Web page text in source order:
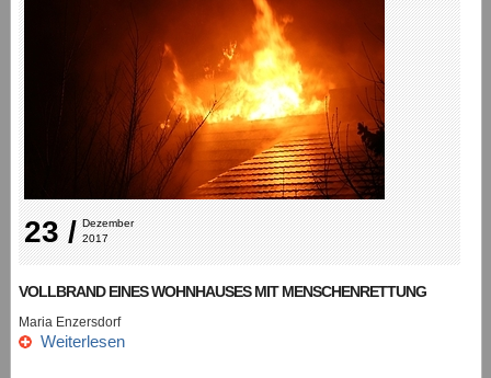
23 / Dezember
2017
VOLLBRAND EINES WOHNHAUSES MIT MENSCHENRETTUNG
Maria Enzersdorf
Weiterlesen